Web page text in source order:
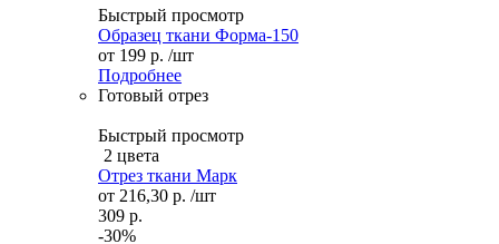
Быстрый просмотр
Образец ткани Форма-150
от 199 р. /шт
Подробнее
Готовый отрез
Быстрый просмотр
2 цвета
Отрез ткани Марк
от 216,30 р. /шт
309 р.
-30%